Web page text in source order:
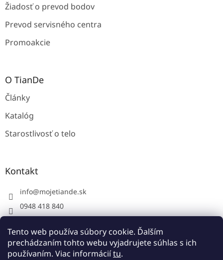
Tento web používa súbory cookie. Ďalším
prechádzaním tohto webu vyjadrujete súhlas s ich
používaním. Viac informáciítu.
Žiadosť o prevod bodov
Prevod servisného centra
Promoakcie
O TianDe
Články
Katalóg
Starostlivosť o telo
Kontakt
info@mojetiande.sk
0948 418 840
instagram - mojetiande